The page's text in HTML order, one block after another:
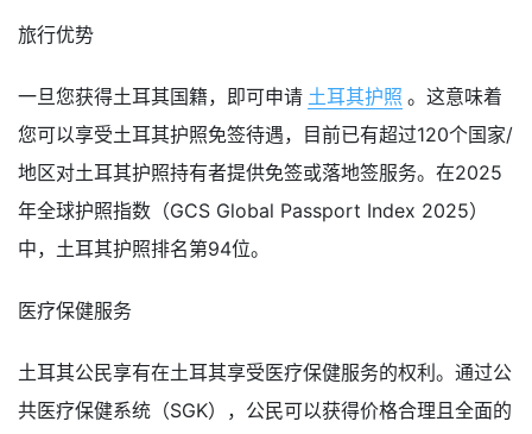
旅行优势
一旦您获得土耳其国籍，即可申请 土耳其护照 。这意味着
您可以享受土耳其护照免签待遇，目前已有超过120个国家/
地区对土耳其护照持有者提供免签或落地签服务。在2025
年全球护照指数（GCS Global Passport Index 2025）
中，土耳其护照排名第94位。
医疗保健服务
土耳其公民享有在土耳其享受医疗保健服务的权利。通过公
共医疗保健系统（SGK），公民可以获得价格合理且全面的